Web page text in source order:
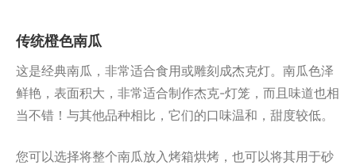
传统橙色南瓜
这是经典南瓜，非常适合食用或雕刻成杰克灯。南瓜色泽
鲜艳，表面积大，非常适合制作杰克-灯笼，而且味道也相
当不错！与其他品种相比，它们的口味温和，甜度较低。
您可以选择将整个南瓜放入烤箱烘烤，也可以将其用于砂